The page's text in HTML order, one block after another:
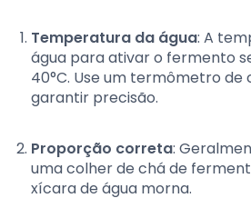
Temperatura da água: A
água para ativar o fermento
40°C. Use um termômetro de
garantir precisão.
Proporção correta:
uma colher de chá de
xícara de água morna.